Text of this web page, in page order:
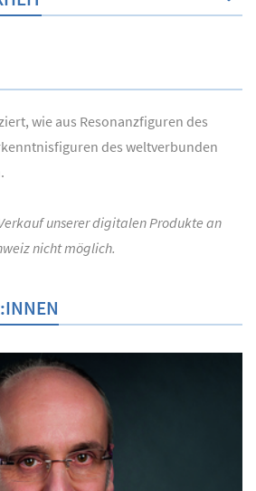
wie aus Resonanzfiguren des
des weltverbunden
unserer digitalen Produkte an
nicht möglich.